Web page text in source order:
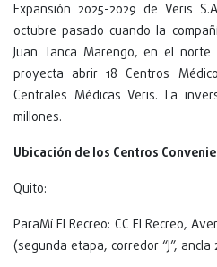
Expansión 2025-2029 de Veris
octubre pasado cuando la
Juan Tanca Marengo, en el
proyecta abrir 18 Centros
Centrales Médicas Veris. La
millones.
Ubicación de los Centros
Quito:
ParaMí El Recreo: CC El Recreo,
(segunda etapa, corredor “J”, ancla